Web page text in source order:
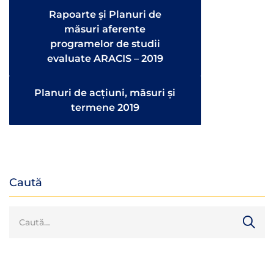
Caută
Rapoarte și Planuri de
măsuri aferente
programelor de studii
evaluate ARACIS – 2019
Planuri de acțiuni, măsuri și
termene 2019